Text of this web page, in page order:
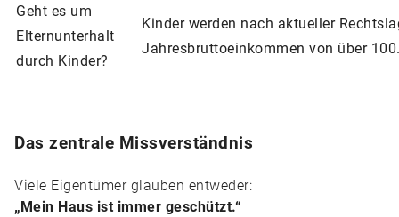
Geht es um
Elternunterhalt
durch Kinder?
Kinder werden nach aktueller
Jahresbruttoeinkommen von über
Das zentrale Missverständnis
Viele Eigentümer glauben entweder:
„Mein Haus ist immer geschützt.“